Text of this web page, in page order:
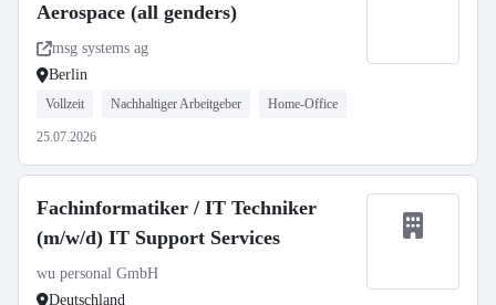
Aerospace (all genders)
msg systems ag
Berlin
Vollzeit Nachhaltiger Arbeitgeber Home-Office
25.07.2026
Fachinformatiker / IT Techniker
(m/w/d) IT Support Services
wu personal GmbH
Deutschland